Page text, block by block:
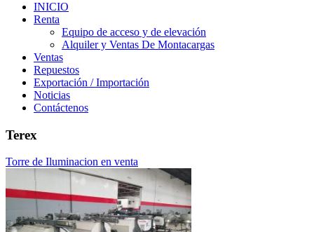
INICIO
Renta
Equipo de acceso y de elevación
Alquiler y Ventas De Montacargas
Ventas
Repuestos
Exportación / Importación
Noticias
Contáctenos
Terex
Torre de Iluminacion en venta